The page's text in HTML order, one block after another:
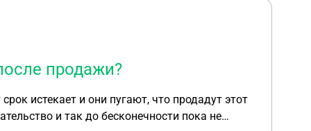
продажи?
истекает и они пугают, что продадут этот
и так до бесконечности пока не